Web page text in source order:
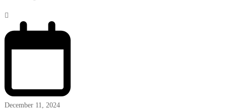
December 11, 2024